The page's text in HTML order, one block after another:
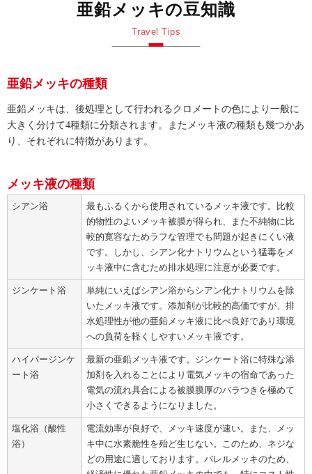
亜鉛メッキの豆知識
Travel Tips
亜鉛メッキの種類
亜鉛メッキは、後処理として行われるクロメートの色により一般に
大きく分けて4種類に分類されます。またメッキ液の種類も幾つかあ
り、それぞれに特徴があります。
メッキ液の種類
シアン浴
最もふるくから使用されているメッキ液です。比較
的物性のよいメッキ被膜が得られ、また不純物に比
較的寛容なためラフな管理でも問題が起きにくい液
です。
しかし、シアン化ナトリウムという猛毒をメ
ッキ液中に含むため排水処理に注意が必要です。
ジンケート浴
単純にいえばシアン浴からシアン化ナトリウムを除
いたメッキ液です。添加剤が比較的高価ですが、排
水処理性が他の亜鉛メッキ液に比べ良好であり環境
への負荷を軽くしやすいメッキ液です。
ハイパージンケ
ート浴
最新の亜鉛メッキ液です。ジンケート浴に特殊な添
加剤を入れることにより電気メッキの宿命であった
電気の流れ具合による被膜膜厚のバラつきを極めて
小さくできるようになりました。
塩化浴（酸性
浴）
電流効率が良好で、メッキ速度が速い。また、メッ
キ中に水素脆性を殆ど生じない。このため、ネジな
どの用途に適しております。バレルメッキのため、